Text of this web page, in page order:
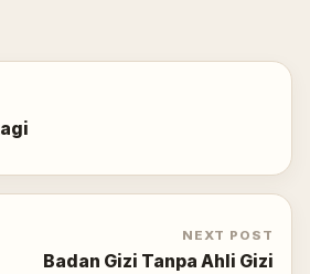
NEXT POST
Badan Gizi Tanpa Ahli Gizi